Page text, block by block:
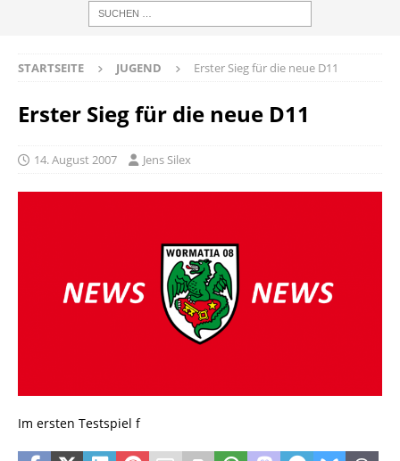
STARTSEITE JUGEND Erster Sieg für die neue D11
Erster Sieg für die neue D11
14. August 2007 Jens Silex
Im ersten Testspiel f